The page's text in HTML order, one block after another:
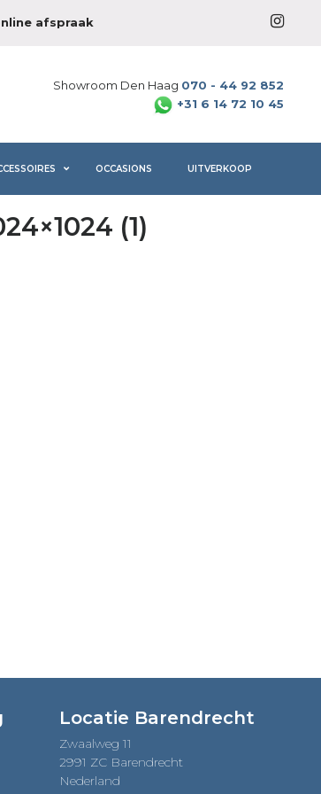
afspraak
Showroom Den Haag 070 - 44 92 852
+31 6 14 72 10 45
OCCASIONS UITVERKOOP
(1)
Locatie Barendrecht
Zwaalweg 11
2991 ZC Barendrecht
Nederland